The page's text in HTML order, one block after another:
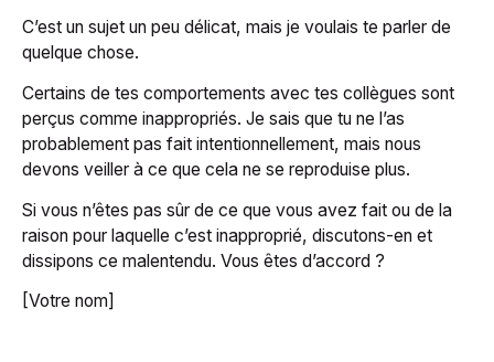
C’est un sujet un peu délicat, mais je voulais te parler de
quelque chose.
Certains de tes comportements avec tes collègues sont
perçus comme inappropriés. Je sais que tu ne l’as
probablement pas fait intentionnellement, mais nous
devons veiller à ce que cela ne se reproduise plus.
Si vous n’êtes pas sûr de ce que vous avez fait ou de la
raison pour laquelle c’est inapproprié, discutons-en et
dissipons ce malentendu. Vous êtes d’accord ?
[Votre nom]